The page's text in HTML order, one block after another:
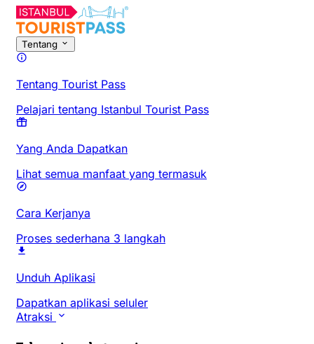
Tentang
Tentang Tourist Pass
Pelajari tentang Istanbul Tourist Pass
Yang Anda Dapatkan
Lihat semua manfaat yang termasuk
Cara Kerjanya
Proses sederhana 3 langkah
Unduh Aplikasi
Dapatkan aplikasi seluler
Atraksi